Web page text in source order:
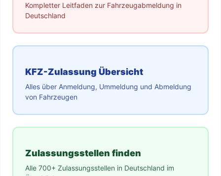
Kompletter Leitfaden zur Fahrzeugabmeldung in
Deutschland
KFZ-Zulassung Übersicht
Alles über Anmeldung, Ummeldung und Abmeldung
von Fahrzeugen
Zulassungsstellen finden
Alle 700+ Zulassungsstellen in Deutschland im